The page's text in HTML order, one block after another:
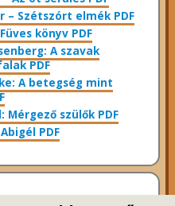
– Szétszórt elmék PDF
könyv PDF
A szavak
PDF
A betegség mint
Mérgező szülők PDF
PDF